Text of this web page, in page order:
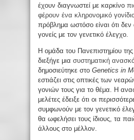
έχουν διαγνωστεί με καρκίνο
φέρουν ένα κληρονομικό
πρόβλημα ωστόσο είναι ότι
γονείς με τον γενετικό έλεγχο.
Η ομάδα του Πανεπιστημίου
διεξήγε μια συστηματική
δημοσιεύτηκε στο Genetics in
εστιάζει στις οπτικές των
γονιών τους για το θέμα. Η
μελέτες έδειξε ότι οι
συμφωνούν με τον γενετικό
θα ωφελήσει τους ίδιους, τα
άλλους στο μέλλον.